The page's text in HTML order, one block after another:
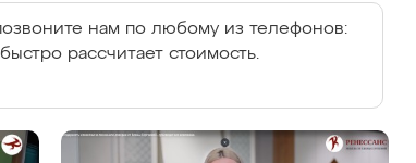
нам по любому из телефонов:
рассчитает стоимость.